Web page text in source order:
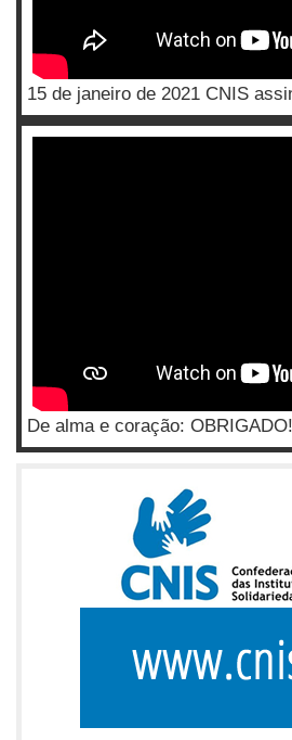
15 de janeiro de 2021 CNIS
De alma e coração: OBRIGADO!